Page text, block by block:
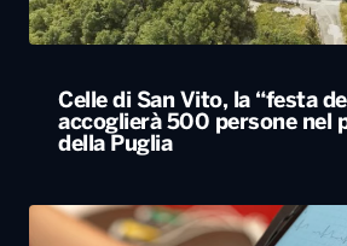
Celle di San Vito, la “festa
accoglierà 500 persone nel
della Puglia